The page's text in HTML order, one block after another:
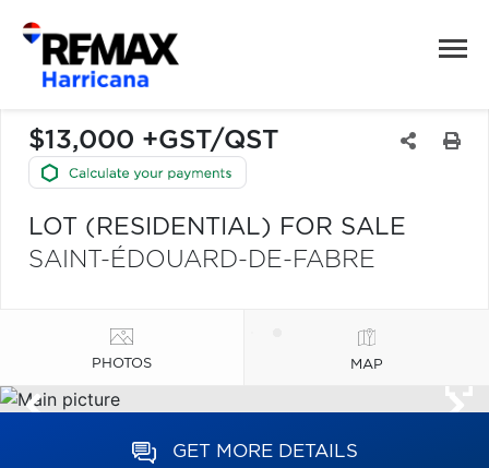
$13,000 +GST/QST
LOT (RESIDENTIAL) FOR SALE
SAINT-ÉDOUARD-DE-FABRE
PHOTOS MAP
GET MORE DETAILS